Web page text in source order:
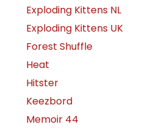
Exploding Kittens NL
Exploding Kittens UK
Forest Shuffle
Heat
Hitster
Keezbord
Memoir 44